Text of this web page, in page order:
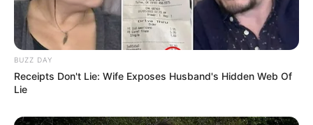
50 Comentários
ana beatriz
amei!Gosto de idéias criativas e inspiradoras.Voce
BUZZ DAY
Receipts Don't Lie: Wife Exposes Husband's Hidden Web Of
Lie